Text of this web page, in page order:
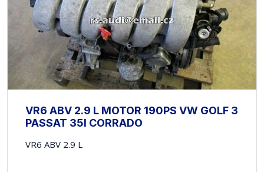
VR6 ABV 2.9 L MOTOR 190PS VW GOLF 3
PASSAT 35I CORRADO
VR6 ABV 2.9 L